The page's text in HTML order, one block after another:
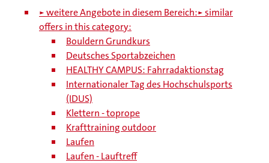
► weitere Angebote in diesem Bereich:► similar
offers in this category:
Bouldern Grundkurs
Deutsches Sportabzeichen
HEALTHY CAMPUS: Fahrradaktionstag
Internationaler Tag des Hochschulsports
(IDUS)
Klettern - toprope
Krafttraining outdoor
Laufen
Laufen - Lauftreff